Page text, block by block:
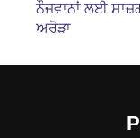
ਨੌਜਵਾਨਾਂ ਲਈ
ਅਰੋੜਾ